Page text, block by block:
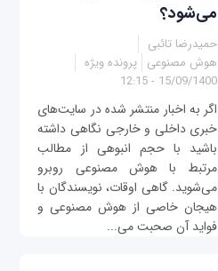
می‌شود؟
حمیدرضا تائبی
هوش مصنوعی پرونده ویژه
15/09/1400 - 12:15
اگر به اخبار منتشر شده در سایت‌های
خبری داخلی و خارجی نگاهی داشته
باشید با حجم انبوهی از مطالب
مرتبط با هوش مصنوعی روبرو
می‌شوید. گاهی اوقات‌، نویسندگان با
هیجان خاصی از هوش مصنوعی و
فواید آن صحبت می...